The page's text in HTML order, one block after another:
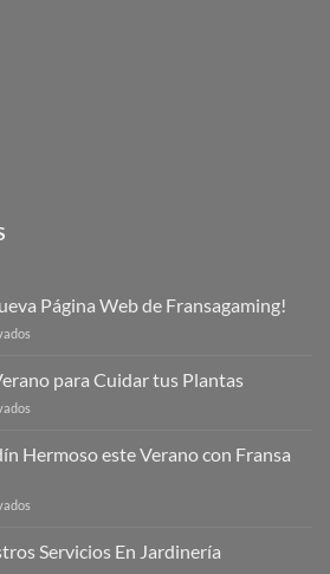
Página Web de Fransagaming!
Nueva
de
para Cuidar tus Plantas
de
Verano
Plantas
Hermoso este Verano con Fransa
tu
Jardín
Servicios En Jardinería